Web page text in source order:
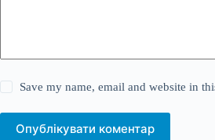
Save my name, email and website in
Опублікувати коментар